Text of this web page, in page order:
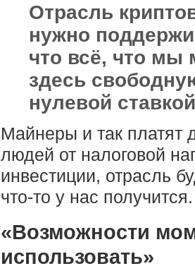
Отрасль
нужно
что всё, что мы
здесь
нулевой
Майнеры и так платят
людей от налоговой
инвестиции, отрасль
что-то у нас получится.
«Возможности
использовать»